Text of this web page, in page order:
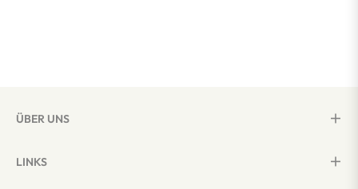
ÜBER UNS
LINKS